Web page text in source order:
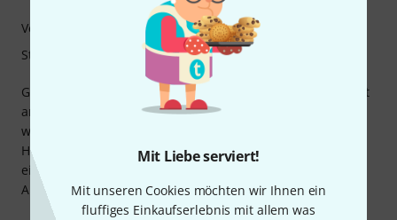
Mit Liebe serviert!
Mit unseren Cookies möchten wir Ihnen ein
fluffiges Einkaufserlebnis mit allem was
Gutes Produkt - aberdings ist ein FetAmp nur schwer direkt
anzubringen und in Verbindung mit meinem Shure Mic
würde ich mir mehr Bewegungsfreiheit in allen
Himmelsrichtungen am Kopf wünschen (lässt sich nur um
eine Achse drehen)
Aber wenn das mal gelöst ist funktioniert das Ganze super
Verarbeitung
Stabilität